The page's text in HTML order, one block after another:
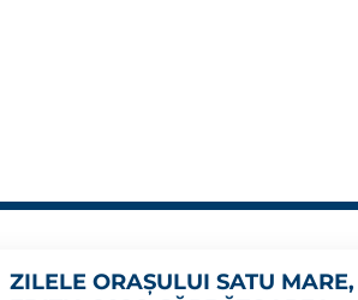
ZILELE ORAȘULUI SATU MARE,